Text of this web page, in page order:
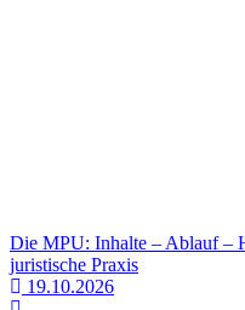
Die MPU: Inhalte – Ablauf –
juristische Praxis
19.10.2026